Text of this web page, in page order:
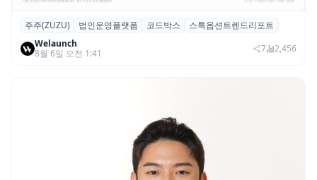
스톡옵션 취소율 2년 만에 18.2%→31.3%…
권리 발생 즉시 행사 비중도 급증
주주(ZUZU) 법인운영플랫폼 코드박스
스톡옵션트렌드리포트
Welaunch
8월 6일 오전 1:41
7 2,456